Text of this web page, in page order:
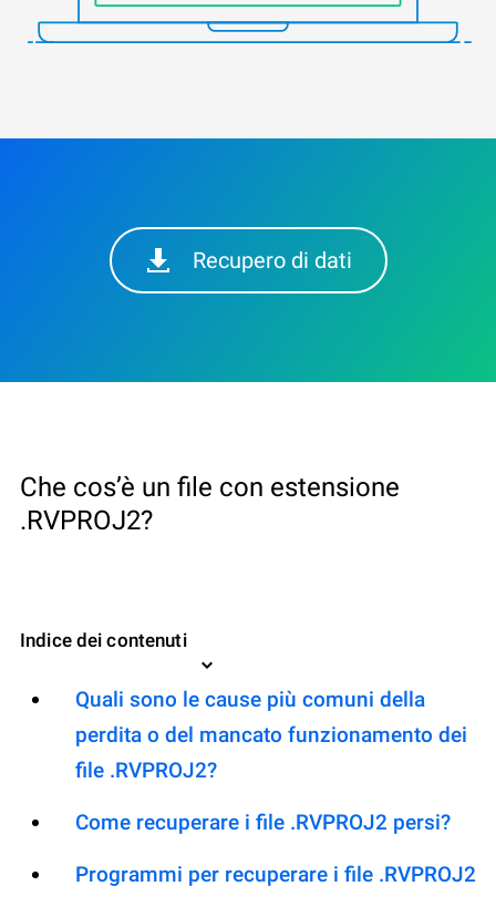
Recupero di dati
Che cos’è un file con estensione
.RVPROJ2?
Indice dei contenuti
Quali sono le cause più comuni della
perdita o del mancato funzionamento dei
file .RVPROJ2?
Come recuperare i file .RVPROJ2 persi?
Programmi per recuperare i file .RVPROJ2